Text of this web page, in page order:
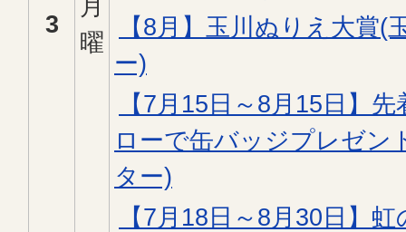
3
月
曜
【8月】玉川ぬりえ大賞
ー)
【7月15日～8月15日】
ローで缶バッジプレゼン
ター)
【7月18日～8月30日】